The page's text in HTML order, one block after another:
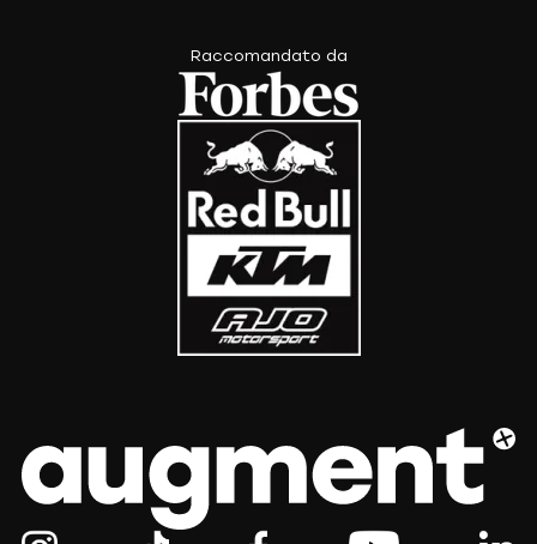
Raccomandato da